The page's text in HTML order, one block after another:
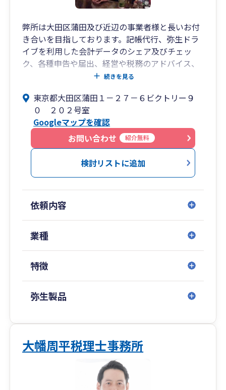
弊所は大田区蒲田及び近辺の事業者様と長いお付
き合いを目指しております。記帳代行、弥生ドラ
イブを利用した会計データのシェア及びチェッ
ク、各種申告や届出、経営や税務のアドバイス、
創業支援、融資申込補助等を行っております。ま
してDD等も不定期で実施しております。他、近隣
司法書士・行政書士と連携して諸登記等のための
ご紹介窓口も行っております。
続きを見る
東京都大田区蒲田１－２７－６ビクトリー９
０ ２０２号室
Googleマップを確認
お問い合わせ
紹介無料
検討リストに追加
依頼内容
業種
特徴
弥生製品
大幡周平税理士事務所